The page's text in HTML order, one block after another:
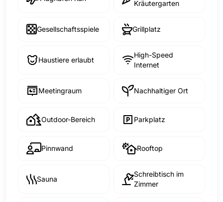
Kräutergarten
Gesellschaftsspiele Grillplatz
Haustiere erlaubt
High-Speed
Internet
Meetingraum Nachhaltiger Ort
Outdoor-Bereich Parkplatz
Pinnwand Rooftop
Sauna
Schreibtisch im
Zimmer